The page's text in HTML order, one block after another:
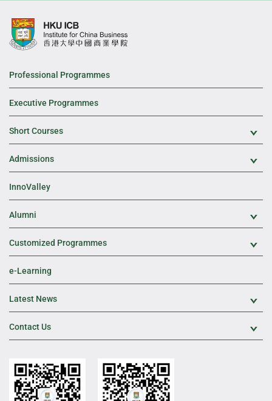
Professional Programmes
Executive Programmes
Short Courses
Admissions
InnoValley
Alumni
Customized Programmes
e-Learning
Latest News
Contact Us